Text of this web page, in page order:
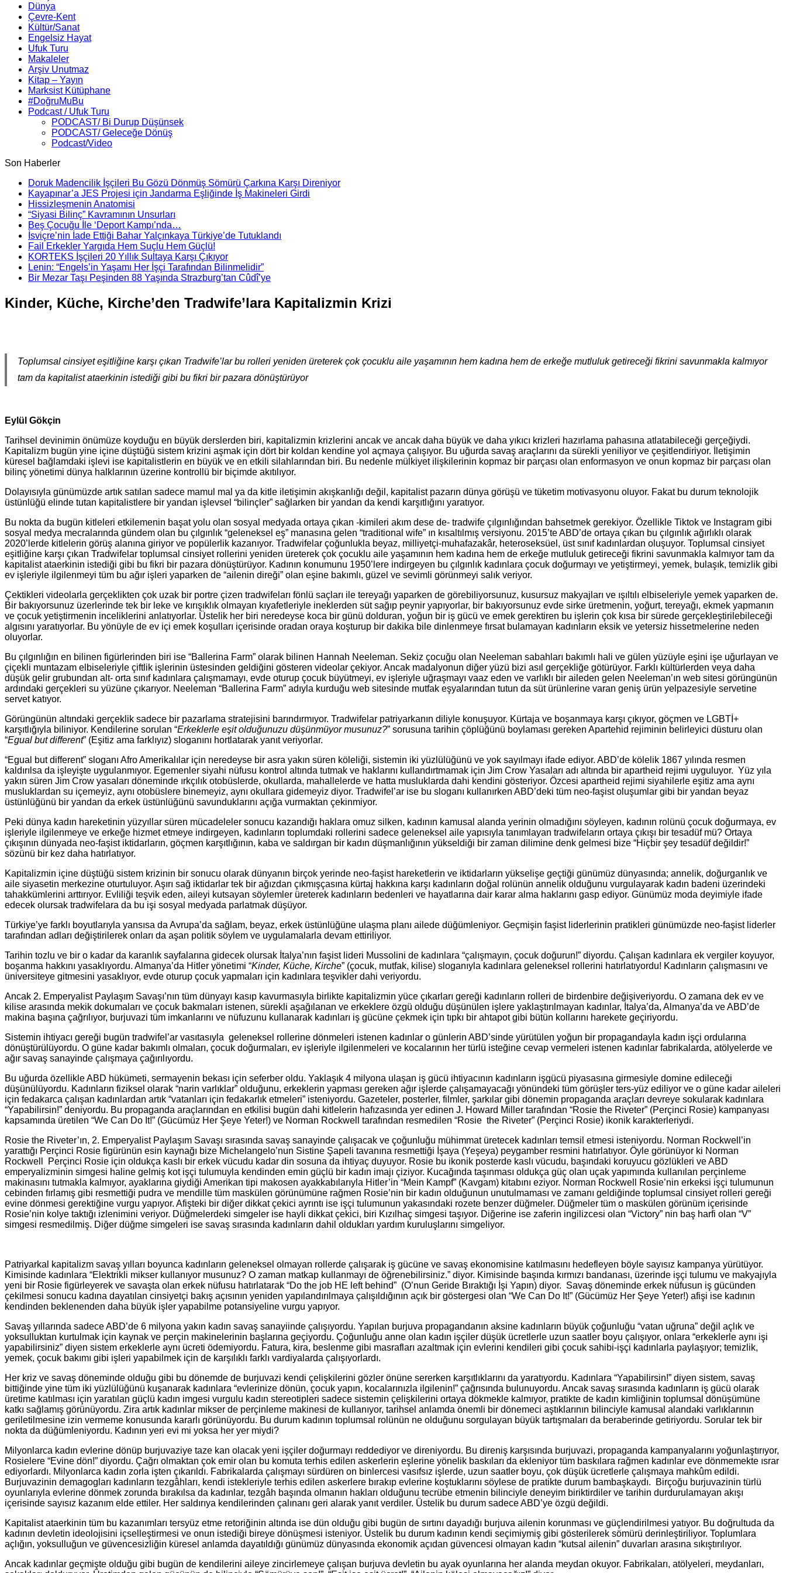
Dünya
Çevre-Kent
Kültür/Sanat
Engelsiz Hayat
Ufuk Turu
Makaleler
Arşiv Unutmaz
Kitap – Yayın
Marksist Kütüphane
#DoğruMuBu
Podcast / Ufuk Turu
PODCAST/ Bi Durup Düşünsek
PODCAST/ Geleceğe Dönüş
Podcast/Video
Son Haberler
Doruk Madencilik İşçileri Bu Gözü Dönmüş Sömürü Çarkına Karşı Direniyor
Kayapınar’a JES Projesi için Jandarma Eşliğinde İş Makineleri Girdi
Hissizleşmenin Anatomisi
“Siyasi Bilinç” Kavramının Unsurları
Beş Çocuğu İle ‘Deport Kampı’nda…
İsviçre’nin İade Ettiği Bahar Yalçınkaya Türkiye’de Tutuklandı
Fail Erkekler Yargıda Hem Suçlu Hem Güçlü!
KORTEKS İşçileri 20 Yıllık Sultaya Karşı Çıkıyor
Lenin: “Engels’in Yaşamı Her İşçi Tarafından Bilinmelidir”
Bir Mezar Taşı Peşinden 88 Yaşında Strazburg’tan Cûdî’ye
Kinder, Küche, Kirche’den Tradwife’lara Kapitalizmin Krizi
Toplumsal cinsiyet eşitliğine karşı çıkan Tradwife’lar bu rolleri yeniden üreterek çok çocuklu aile yaşamının hem kadına hem de erkeğe mutluluk getireceği fikrini savunmakla kalmıyor
tam da kapitalist ataerkinin istediği gibi bu fikri bir pazara dönüştürüyor
Eylül Gökçin
Tarihsel devinimin önümüze koyduğu en büyük derslerden biri, kapitalizmin krizlerini ancak ve ancak daha büyük ve daha yıkıcı krizleri hazırlama pahasına atlatabileceği gerçeğiydi.
Kapitalizm bugün yine içine düştüğü sistem krizini aşmak için dört bir koldan kendine yol açmaya çalışıyor. Bu uğurda savaş araçlarını da sürekli yeniliyor ve çeşitlendiriyor. İletişimin
küresel bağlamdaki işlevi ise kapitalistlerin en büyük ve en etkili silahlarından biri. Bu nedenle mülkiyet ilişkilerinin kopmaz bir parçası olan enformasyon ve onun kopmaz bir parçası olan
bilinç yönetimi dünya halklarının üzerine kontrollü bir biçimde akıtılıyor.
Dolayısıyla günümüzde artık satılan sadece mamul mal ya da kitle iletişimin akışkanlığı değil, kapitalist pazarın dünya görüşü ve tüketim motivasyonu oluyor. Fakat bu durum teknolojik
üstünlüğü elinde tutan kapitalistlere bir yandan işlevsel “bilinçler” sağlarken bir yandan da kendi karşıtlığını yaratıyor.
Bu nokta da bugün kitleleri etkilemenin başat yolu olan sosyal medyada ortaya çıkan -kimileri akım dese de- tradwife çılgınlığından bahsetmek gerekiyor. Özellikle Tiktok ve Instagram gibi
sosyal medya mecralarında gündem olan bu çılgınlık “geleneksel eş” manasına gelen “traditional wife” ın kısaltılmış versiyonu. 2015’te ABD’de ortaya çıkan bu çılgınlık ağırlıklı olarak
2020’lerde kitlelerin görüş alanına giriyor ve popülerlik kazanıyor. Tradwifelar çoğunlukla beyaz, milliyetçi-muhafazakâr, heteroseksüel, üst sınıf kadınlardan oluşuyor. Toplumsal cinsiyet
eşitliğine karşı çıkan Tradwifelar toplumsal cinsiyet rollerini yeniden üreterek çok çocuklu aile yaşamının hem kadına hem de erkeğe mutluluk getireceği fikrini savunmakla kalmıyor tam da
kapitalist ataerkinin istediği gibi bu fikri bir pazara dönüştürüyor. Kadının konumunu 1950’lere indirgeyen bu çılgınlık kadınlara çocuk doğurmayı ve yetiştirmeyi, yemek, bulaşık, temizlik gibi
ev işleriyle ilgilenmeyi tüm bu ağır işleri yaparken de “ailenin direği” olan eşine bakımlı, güzel ve sevimli görünmeyi salık veriyor.
Çektikleri videolarla gerçeklikten çok uzak bir portre çizen tradwifeları fönlü saçları ile tereyağı yaparken de görebiliyorsunuz, kusursuz makyajları ve ışıltılı elbiseleriyle yemek yaparken de.
Bir bakıyorsunuz üzerlerinde tek bir leke ve kırışıklık olmayan kıyafetleriyle ineklerden süt sağıp peynir yapıyorlar, bir bakıyorsunuz evde sirke üretmenin, yoğurt, tereyağı, ekmek yapmanın
ve çocuk yetiştirmenin inceliklerini anlatıyorlar. Üstelik her biri neredeyse koca bir günü dolduran, yoğun bir iş gücü ve emek gerektiren bu işlerin çok kısa bir sürede gerçekleştirilebileceği
algısını yaratıyorlar. Bu yönüyle de ev içi emek koşulları içerisinde oradan oraya koşturup bir dakika bile dinlenmeye fırsat bulamayan kadınların eksik ve yetersiz hissetmelerine neden
oluyorlar.
Bu çılgınlığın en bilinen figürlerinden biri ise “Ballerina Farm” olarak bilinen Hannah Neeleman. Sekiz çocuğu olan Neeleman sabahları bakımlı hali ve gülen yüzüyle eşini işe uğurlayan ve
çiçekli muntazam elbiseleriyle çiftlik işlerinin üstesinden geldiğini gösteren videolar çekiyor. Ancak madalyonun diğer yüzü bizi asıl gerçekliğe götürüyor. Farklı kültürlerden veya daha
düşük gelir grubundan alt- orta sınıf kadınlara çalışmamayı, evde oturup çocuk büyütmeyi, ev işleriyle uğraşmayı vaaz eden ve varlıklı bir aileden gelen Neeleman’ın web sitesi görüngünün
ardındaki gerçekleri su yüzüne çıkarıyor. Neeleman “Ballerina Farm” adıyla kurduğu web sitesinde mutfak eşyalarından tutun da süt ürünlerine varan geniş ürün yelpazesiyle servetine
servet katıyor.
Görüngünün altındaki gerçeklik sadece bir pazarlama stratejisini barındırmıyor. Tradwifelar patriyarkanın diliyle konuşuyor. Kürtaja ve boşanmaya karşı çıkıyor, göçmen ve LGBTİ+
karşıtlığıyla biliniyor. Kendilerine sorulan “Erkeklerle eşit olduğunuzu düşünmüyor musunuz?” sorusuna tarihin çöplüğünü boylaması gereken Apartehid rejiminin belirleyici düsturu olan
“Egual but different” (Eşitiz ama farklıyız) sloganını hortlatarak yanıt veriyorlar.
“Egual but different” sloganı Afro Amerikalılar için neredeyse bir asra yakın süren köleliği, sistemin iki yüzlülüğünü ve yok sayılmayı ifade ediyor. ABD’de kölelik 1867 yılında resmen
kaldırılsa da işleyişte uygulanmıyor. Egemenler siyahi nüfusu kontrol altında tutmak ve haklarını kullandırtmamak için Jim Crow Yasaları adı altında bir apartheid rejimi uyguluyor. Yüz yıla
yakın süren Jim Crow yasaları döneminde ırkçılık otobüslerde, okullarda, mahallelerde ve hatta musluklarda dahi kendini gösteriyor. Özcesi apartheid rejimi siyahilerle eşitiz ama aynı
musluklardan su içemeyiz, aynı otobüslere binemeyiz, aynı okullara gidemeyiz diyor. Tradwifel’ar ise bu sloganı kullanırken ABD’deki tüm neo-faşist oluşumlar gibi bir yandan beyaz
üstünlüğünü bir yandan da erkek üstünlüğünü savunduklarını açığa vurmaktan çekinmiyor.
Peki dünya kadın hareketinin yüzyıllar süren mücadeleler sonucu kazandığı haklara omuz silken, kadının kamusal alanda yerinin olmadığını söyleyen, kadının rolünü çocuk doğurmaya, ev
işleriyle ilgilenmeye ve erkeğe hizmet etmeye indirgeyen, kadınların toplumdaki rollerini sadece geleneksel aile yapısıyla tanımlayan tradwifeların ortaya çıkışı bir tesadüf mü? Ortaya
çıkışının dünyada neo-faşist iktidarların, göçmen karşıtlığının, kaba ve saldırgan bir kadın düşmanlığının yükseldiği bir zaman dilimine denk gelmesi bize “Hiçbir şey tesadüf değildir!”
sözünü bir kez daha hatırlatıyor.
Kapitalizmin içine düştüğü sistem krizinin bir sonucu olarak dünyanın birçok yerinde neo-faşist hareketlerin ve iktidarların yükselişe geçtiği günümüz dünyasında; annelik, doğurganlık ve
aile siyasetin merkezine oturtuluyor. Aşırı sağ iktidarlar tek bir ağızdan çıkmışçasına kürtaj hakkına karşı kadınların doğal rolünün annelik olduğunu vurgulayarak kadın badeni üzerindeki
tahakkümlerini arttırıyor. Evliliği teşvik eden, aileyi kutsayan söylemler üreterek kadınların bedenleri ve hayatlarına dair karar alma haklarını gasp ediyor. Günümüz moda deyimiyle ifade
edecek olursak tradwifelara da bu işi sosyal medyada parlatmak düşüyor.
Türkiye’ye farklı boyutlarıyla yansısa da Avrupa’da sağlam, beyaz, erkek üstünlüğüne ulaşma planı ailede düğümleniyor. Geçmişin faşist liderlerinin pratikleri günümüzde neo-faşist liderler
tarafından adları değiştirilerek onları da aşan politik söylem ve uygulamalarla devam ettiriliyor.
Tarihin tozlu ve bir o kadar da karanlık sayfalarına gidecek olursak İtalya’nın faşist lideri Mussolini de kadınlara “çalışmayın, çocuk doğurun!” diyordu. Çalışan kadınlara ek vergiler koyuyor,
boşanma hakkını yasaklıyordu. Almanya’da Hitler yönetimi “Kinder, Küche, Kirche” (çocuk, mutfak, kilise) sloganıyla kadınlara geleneksel rollerini hatırlatıyordu! Kadınların çalışmasını ve
üniversiteye gitmesini yasaklıyor, evde oturup çocuk yapmaları için kadınlara teşvikler dahi veriyordu.
Ancak 2. Emperyalist Paylaşım Savaşı’nın tüm dünyayı kasıp kavurmasıyla birlikte kapitalizmin yüce çıkarları gereği kadınların rolleri de birdenbire değişiveriyordu. O zamana dek ev ve
kilise arasında mekik dokumaları ve çocuk bakmaları istenen, sürekli aşağılanan ve erkeklere özgü olduğu düşünülen işlere yaklaştırılmayan kadınlar, İtalya’da, Almanya’da ve ABD’de
makina başına çağrılıyor, burjuvazi tüm imkanlarını ve nüfuzunu kullanarak kadınları iş gücüne çekmek için tıpkı bir ahtapot gibi bütün kollarını harekete geçiriyordu.
Sistemin ihtiyacı gereği bugün tradwifel’ar vasıtasıyla geleneksel rollerine dönmeleri istenen kadınlar o günlerin ABD’sinde yürütülen yoğun bir propagandayla kadın işçi ordularına
dönüştürülüyordu. O güne kadar bakımlı olmaları, çocuk doğurmaları, ev işleriyle ilgilenmeleri ve kocalarının her türlü isteğine cevap vermeleri istenen kadınlar fabrikalarda, atölyelerde ve
ağır savaş sanayinde çalışmaya çağırılıyordu.
Bu uğurda özellikle ABD hükümeti, sermayenin bekası için seferber oldu. Yaklaşık 4 milyona ulaşan iş gücü ihtiyacının kadınların işgücü piyasasına girmesiyle domine edileceği
düşünülüyordu. Kadınların fiziksel olarak “narin varlıklar” olduğunu, erkeklerin yapması gereken ağır işlerde çalışamayacağı yönündeki tüm görüşler ters-yüz ediliyor ve o güne kadar aileleri
için fedakarca çalışan kadınlardan artık “vatanları için fedakarlık etmeleri” isteniyordu. Gazeteler, posterler, filmler, şarkılar gibi dönemin propaganda araçları devreye sokularak kadınlara
“Yapabilirsin!” deniyordu. Bu propaganda araçlarından en etkilisi bugün dahi kitlelerin hafızasında yer edinen J. Howard Miller tarafından “Rosie the Riveter” (Perçinci Rosie) kampanyası
kapsamında üretilen “We Can Do It!” (Gücümüz Her Şeye Yeter!) ve Norman Rockwell tarafından resmedilen “Rosie the Riveter” (Perçinci Rosie) ikonik karakterleriydi.
Rosie the Riveter’ın, 2. Emperyalist Paylaşım Savaşı sırasında savaş sanayinde çalışacak ve çoğunluğu mühimmat üretecek kadınları temsil etmesi isteniyordu. Norman Rockwell’in
yarattığı Perçinci Rosie figürünün esin kaynağı bize Michelangelo’nun Sistine Şapeli tavanına resmettiği İşaya (Yeşeya) peygamber resmini hatırlatıyor. Öyle görünüyor ki Norman
Rockwell Perçinci Rosie için oldukça kaslı bir erkek vücudu kadar din sosuna da ihtiyaç duyuyor. Rosie bu ikonik posterde kaslı vücudu, başındaki koruyucu gözlükleri ve ABD
emperyalizminin simgesi haline gelmiş kot işçi tulumuyla kendinden emin güçlü bir kadın imajı çiziyor. Kucağında taşınması oldukça güç olan uçak yapımında kullanılan perçinleme
makinasını tutmakla kalmıyor, ayaklarına giydiği Amerikan tipi makosen ayakkabılarıyla Hitler’in “Mein Kampf” (Kavgam) kitabını eziyor. Norman Rockwell Rosie’nin erkeksi işçi tulumunun
cebinden fırlamış gibi resmettiği pudra ve mendille tüm maskülen görünümüne rağmen Rosie’nin bir kadın olduğunun unutulmaması ve zamanı geldiğinde toplumsal cinsiyet rolleri gereği
evine dönmesi gerektiğine vurgu yapıyor. Afişteki bir diğer dikkat çekici ayrıntı ise işçi tulumunun yakasındaki rozete benzer düğmeler. Düğmeler tüm o maskülen görünüm içerisinde
Rosie’nin kolye taktığı izlenimini veriyor. Düğmelerdeki simgeler ise hayli dikkat çekici, biri Kızılhaç simgesi taşıyor. Diğerine ise zaferin ingilizcesi olan “Victory” nin baş harfi olan “V”
simgesi resmedilmiş. Diğer düğme simgeleri ise savaş sırasında kadınların dahil oldukları yardım kuruluşlarını simgeliyor.
Patriyarkal kapitalizm savaş yılları boyunca kadınların geleneksel olmayan rollerde çalışarak iş gücüne ve savaş ekonomisine katılmasını hedefleyen böyle sayısız kampanya yürütüyor.
Kimisinde kadınlara “Elektrikli mikser kullanıyor musunuz? O zaman matkap kullanmayı de öğrenebilirsiniz.” diyor. Kimisinde başında kırmızı bandanası, üzerinde işçi tulumu ve makyajıyla
yeni bir Rosie figürleyerek ve savaşta olan erkek nüfusu hatırlatarak “Do the job HE left behind” (O’nun Geride Bıraktığı İşi Yapın) diyor. Savaş döneminde erkek nüfusun iş gücünden
çekilmesi sonucu kadına dayatılan cinsiyetçi bakış açısının yeniden yapılandırılmaya çalışıldığının açık bir göstergesi olan “We Can Do It!” (Gücümüz Her Şeye Yeter!) afişi ise kadının
kendinden beklenenden daha büyük işler yapabilme potansiyeline vurgu yapıyor.
Savaş yıllarında sadece ABD’de 6 milyona yakın kadın savaş sanayiinde çalışıyordu. Yapılan burjuva propagandanın aksine kadınların büyük çoğunluğu “vatan uğruna” değil açlık ve
yoksulluktan kurtulmak için kaynak ve perçin makinelerinin başlarına geçiyordu. Çoğunluğu anne olan kadın işçiler düşük ücretlerle uzun saatler boyu çalışıyor, onlara “erkeklerle aynı işi
yapabilirsiniz” diyen sistem erkeklerle aynı ücreti ödemiyordu. Fatura, kira, beslenme gibi masrafları azaltmak için evlerini kendileri gibi çocuk sahibi-işçi kadınlarla paylaşıyor; temizlik,
yemek, çocuk bakımı gibi işleri yapabilmek için de karşılıklı farklı vardiyalarda çalışıyorlardı.
Her kriz ve savaş döneminde olduğu gibi bu dönemde de burjuvazi kendi çelişkilerini gözler önüne sererken karşıtlıklarını da yaratıyordu. Kadınlara “Yapabilirsin!” diyen sistem, savaş
bittiğinde yine tüm iki yüzlülüğünü kuşanarak kadınlara “evlerinize dönün, çocuk yapın, kocalarınızla ilgilenin!” çağrısında bulunuyordu. Ancak savaş sırasında kadınların iş gücü olarak
üretime katılması için yaratılan güçlü kadın imgesi vurgulu kadın stereotipleri sadece sistemin çelişkilerini ortaya dökmekle kalmıyor, pratikte de kadın kimliğinin toplumsal dönüşümüne
katkı sağlamış görünüyordu. Zira artık kadınlar mikser de perçinleme makinesi de kullanıyor, tarihsel anlamda önemli bir dönemeci aştıklarının bilinciyle kamusal alandaki varlıklarının
geriletilmesine izin vermeme konusunda kararlı görünüyordu. Bu durum kadının toplumsal rolünün ne olduğunu sorgulayan büyük tartışmaları da beraberinde getiriyordu. Sorular tek bir
nokta da düğümleniyordu. Kadının yeri evi mi yoksa her yer miydi?
Milyonlarca kadın evlerine dönüp burjuvaziye taze kan olacak yeni işçiler doğurmayı reddediyor ve direniyordu. Bu direniş karşısında burjuvazi, propaganda kampanyalarını yoğunlaştırıyor,
Rosielere “Evine dön!” diyordu. Çağrı olmaktan çok emir olan bu komuta terhis edilen askerlerin eşlerine yönelik baskıları da ekleniyor tüm baskılara rağmen kadınlar eve dönmemekte ısrar
ediyorlardı. Milyonlarca kadın zorla işten çıkarıldı. Fabrikalarda çalışmayı sürdüren on binlercesi vasıfsız işlerde, uzun saatler boyu, çok düşük ücretlerle çalışmaya mahkûm edildi.
Burjuvazinin demagogları kadınların tezgâhları, kendi istekleriyle terhis edilen askerlere bırakıp evlerine koştuklarını söylese de pratikte durum bambaşkaydı. Birçoğu burjuvazinin türlü
oyunlarıyla evlerine dönmek zorunda bırakılsa da kadınlar, tezgâh başında olmanın hakları olduğunu tecrübe etmenin bilinciyle deneyim biriktirdiler ve tarihin durdurulamayan akışı
içerisinde sayısız kazanım elde ettiler. Her saldırıya kendilerinden çalınanı geri alarak yanıt verdiler. Üstelik bu durum sadece ABD’ye özgü değildi.
Kapitalist ataerkinin tüm bu kazanımları tersyüz etme retoriğinin altında ise dün olduğu gibi bugün de sırtını dayadığı burjuva ailenin korunması ve güçlendirilmesi yatıyor. Bu doğrultuda da
kadının devletin ideolojisini içselleştirmesi ve onun istediği bireye dönüşmesi isteniyor. Üstelik bu durum kadının kendi seçimiymiş gibi gösterilerek sömürü derinleştiriliyor. Toplumlara
açlığın, yoksulluğun ve güvencesizliğin küresel anlamda dayatıldığı günümüz dünyasında ekonomik açıdan güvencesi olmayan kadın “kutsal ailenin” duvarları arasına sıkıştırılıyor.
Ancak kadınlar geçmişte olduğu gibi bugün de kendilerini aileye zincirlemeye çalışan burjuva devletin bu ayak oyunlarına her alanda meydan okuyor. Fabrikaları, atölyeleri, meydanları,